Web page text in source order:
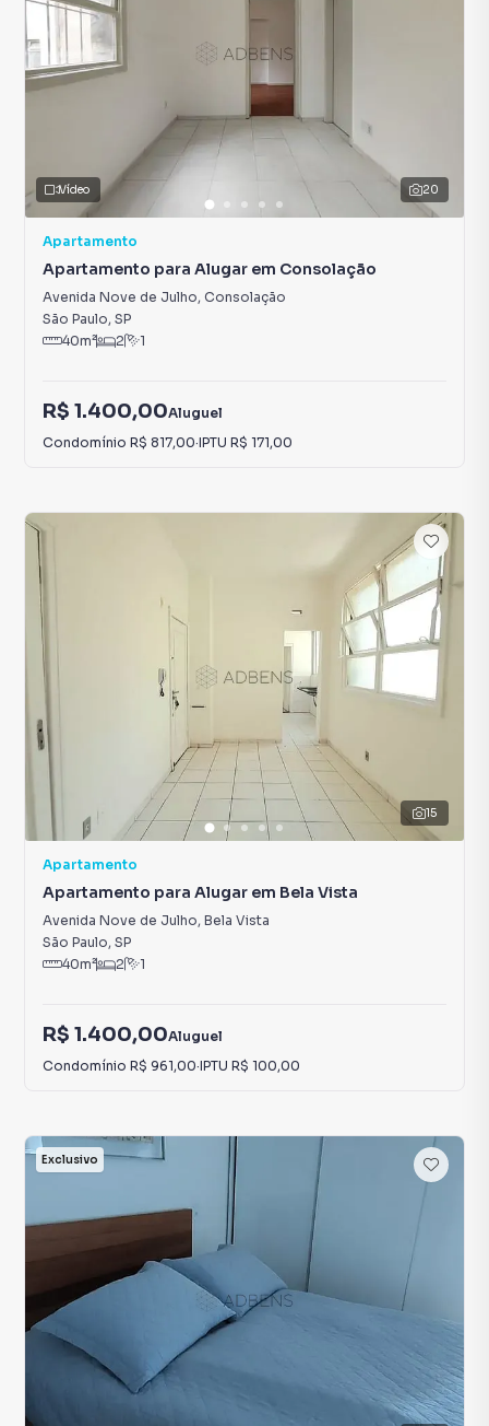
20
Vídeo
Apartamento
Apartamento para Alugar em Consolação
Avenida Nove de Julho, Consolação
São Paulo, SP
40m² 2 1
R$ 1.400,00Aluguel
Condomínio R$ 817,00·IPTU R$ 171,00
15
Apartamento
Apartamento para Alugar em Bela Vista
Avenida Nove de Julho, Bela Vista
São Paulo, SP
40m² 2 1
R$ 1.400,00Aluguel
Condomínio R$ 961,00·IPTU R$ 100,00
Exclusivo